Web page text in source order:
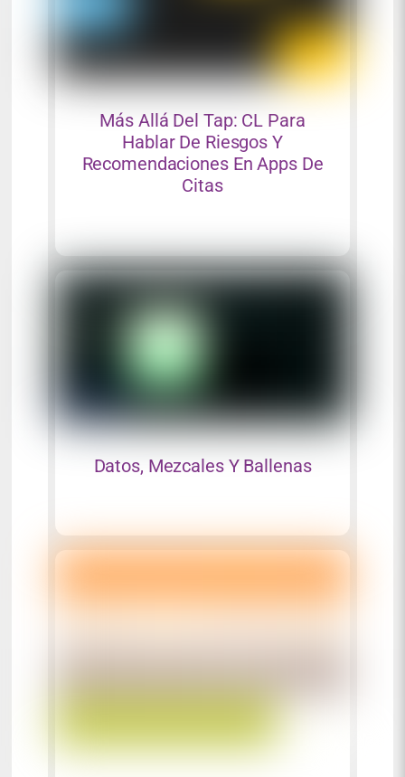
Más Allá Del Tap: CL Para
Hablar De Riesgos Y
Recomendaciones En Apps De
Citas
Datos, Mezcales Y Ballenas